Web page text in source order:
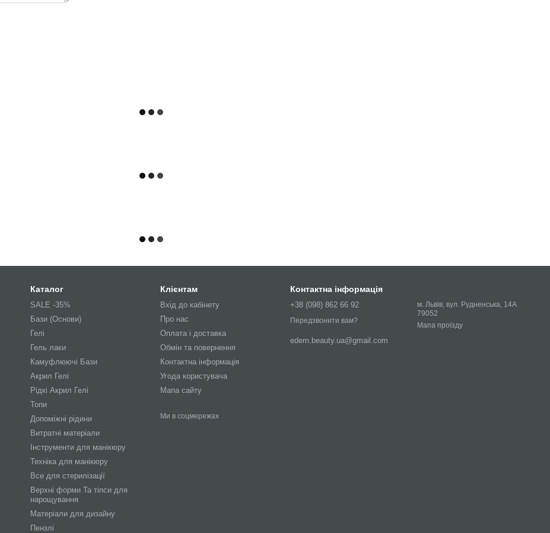
Каталог
SALE -35%
Бази (Основи)
Гелі
Гель лаки
Камуфлюючі Бази
Акрил Гелі
Рідкі Акрил Гелі
Топи
Допоміжні рідини
Витратні матеріали
Інструменти для манікюру
Техніка для манікюру
Все для стерилізації
Верхні форми Та тіпси для
нарощування
Матеріали для дизайну
Пензлі
Клієнтам
Вхід до кабінету
Про нас
Оплата і доставка
Обмін та повернення
Контактна інформація
Угода користувача
Мапа сайту
Ми в соцмережах
Контактна інформація
+38 (098) 862 66 92
Передзвонити вам?
edem.beauty.ua@gmail.com
м. Львів, вул. Рудненська, 14А
79052
Мапа проїзду